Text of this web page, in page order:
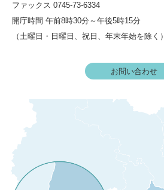
ファックス 0745-73-6334
開庁時間 午前8時30分～午後5時15分
（土曜日・日曜日、祝日、年末年始を除く）
お問い合わせ